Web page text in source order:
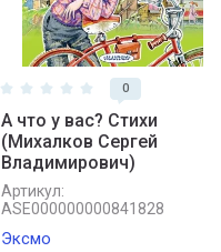
0
А что у вас? Стихи
(Михалков Сергей
Владимирович)
Артикул:
ASE000000000841828
Эксмо